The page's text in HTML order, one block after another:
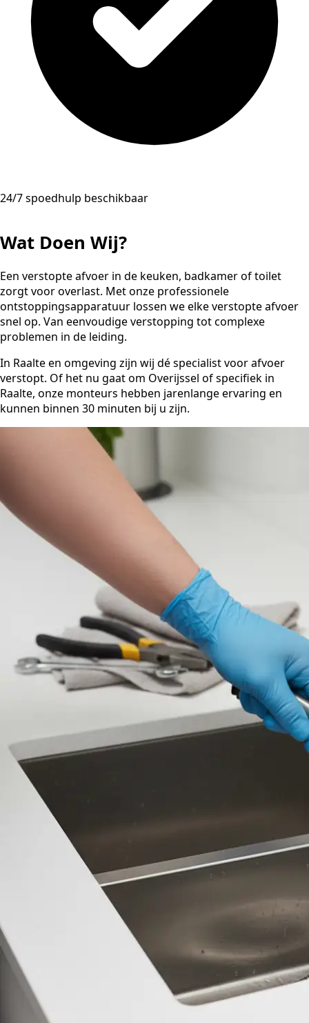
24/7 spoedhulp beschikbaar
Wat Doen Wij?
Een verstopte afvoer in de keuken, badkamer of toilet
zorgt voor overlast. Met onze professionele
ontstoppingsapparatuur lossen we elke verstopte afvoer
snel op. Van eenvoudige verstopping tot complexe
problemen in de leiding.
In Raalte en omgeving zijn wij dé specialist voor afvoer
verstopt. Of het nu gaat om Overijssel of specifiek in
Raalte, onze monteurs hebben jarenlange ervaring en
kunnen binnen 30 minuten bij u zijn.